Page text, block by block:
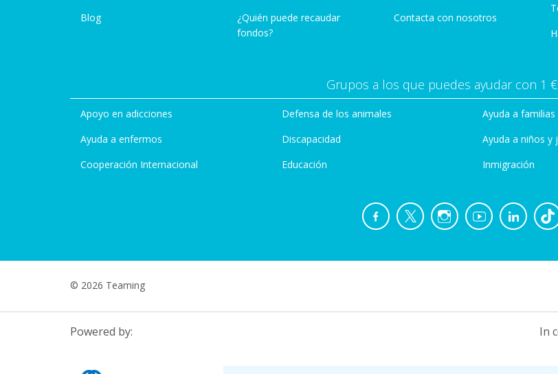
Blog
¿Quién puede recaudar
fondos?
Contacta con nosotros
Grupos a los que puedes ayudar con 1
Apoyo en adicciones
Ayuda a enfermos
Cooperación Internacional
Defensa de los animales
Discapacidad
Educación
Ayuda a familias
Ayuda a niños y
Inmigración
© 2026 Teaming
Powered by: In